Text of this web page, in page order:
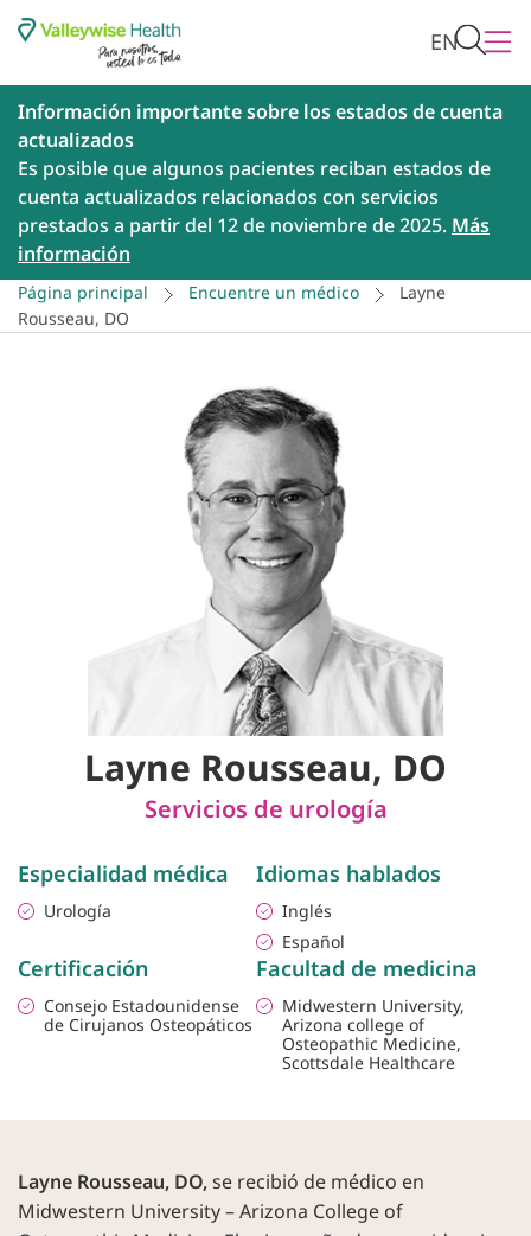
EN
Información importante sobre los estados de cuenta
actualizados
Es posible que algunos pacientes reciban estados de
cuenta actualizados relacionados con servicios
prestados a partir del 12 de noviembre de 2025. Más
información
Página principal Encuentre un médico
Layne
Rousseau, DO
Layne Rousseau, DO
Servicios de urología
Especialidad médica
Urología
Idiomas hablados
Inglés
Español
Certificación
Consejo Estadounidense
de Cirujanos Osteopáticos
Facultad de medicina
Midwestern University,
Arizona college of
Osteopathic Medicine,
Scottsdale Healthcare
Layne Rousseau, DO,se recibió de médico en
Midwestern University – Arizona College of